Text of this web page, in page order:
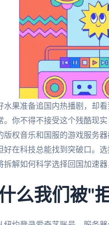
水果准备追国内热播剧，却
。你不得不接受这个残酷现
版权音乐和国服的游戏服务
好在科技总能找到突破口。
拆解如何科学选择回国加速
么我们被"